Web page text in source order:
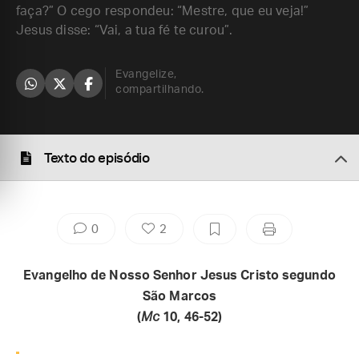
faça?” O cego respondeu: “Mestre, que eu veja!”
Jesus disse: “Vai, a tua fé te curou”.
Evangelize,
compartilhando.
Texto do episódio
0 2
Evangelho de Nosso Senhor Jesus Cristo segundo
São Marcos
(Mc10, 46-52)